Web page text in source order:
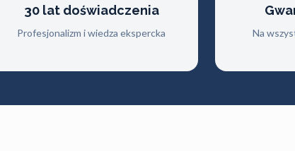
30 lat doświadczenia
Profesjonalizm i wiedza ekspercka
Na